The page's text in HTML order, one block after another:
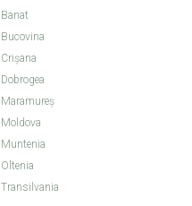
Banat
Bucovina
Crişana
Dobrogea
Maramureş
Moldova
Muntenia
Oltenia
Transilvania